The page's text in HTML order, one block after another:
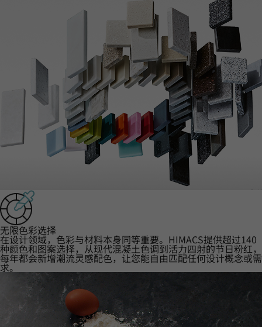
‌无限色彩选择‌
在设计领域，色彩与材料本身同等重要。HIMACS提供超过140
种颜色和图案选择，从现代混凝土色调到活力四射的节日粉红，
每年都会新增潮流灵感配色，让您能自由匹配任何设计概念或需
求。